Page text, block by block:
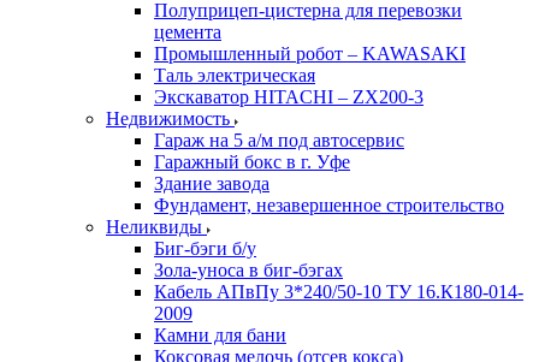
Полуприцеп-цистерна для перевозки
цемента
Промышленный робот – KAWASAKI
Таль электрическая
Экскаватор HITACHI – ZX200-3
Недвижимость
Гараж на 5 а/м под автосервис
Гаражный бокс в г. Уфе
Здание завода
Фундамент, незавершенное строительство
Неликвиды
Биг-бэги б/у
Зола-уноса в биг-бэгах
Кабель АПвПу 3*240/50-10 ТУ 16.К180-014-
2009
Камни для бани
Коксовая мелочь (отсев кокса)